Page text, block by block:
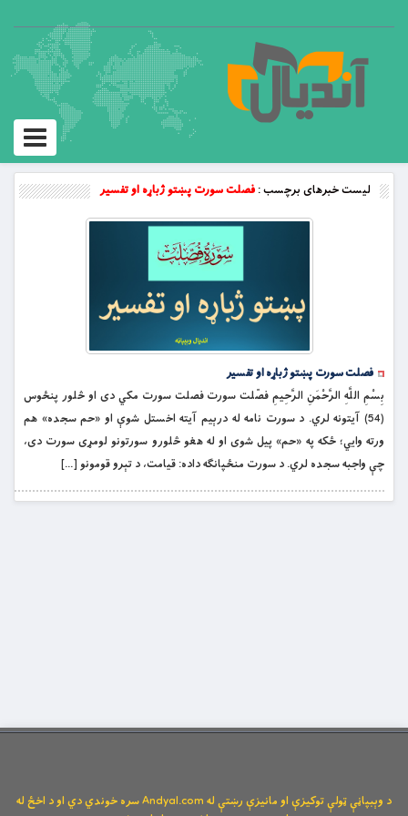
Toggle
لیست خبرهای برچسب :فصلت سورت پښتو ژباړه او تفسیر
فصلت سورت پښتو ژباړه او تفسیر
بِسْمِ اللَّهِ الرَّحْمَنِ الرَّحِيمِ فصّلت سورت فصلت سورت مکي دی او څلور پنځوس
(54) آیتونه لري. د سورت نامه له درېیم آیته اخستل شوې او «حم سجده» هم
ورته وايي؛ ځکه په «حم» پيل شوی او له هغو څلورو سورتونو لومړی سورت دی،
چې واجبه سجده لري. د سورت منځپانګه داده: قیامت، د تېرو قومونو […]
د وېبپاڼې ټولې توکیزې او مانیزې رښتې له Andyal.com سره خوندي دي او د اخځ له